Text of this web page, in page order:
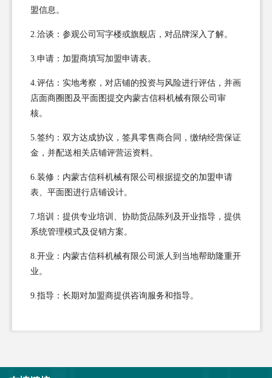
盟信息。
2.洽谈：参观公司写字楼或旗舰店，对品牌深入了解。
3.申请：加盟商填写加盟申请表。
4.评估：实地考察，对店铺的投资与风险进行评估，并画
店面商圈图及平面图提交内蒙古信科机械有限公司审
核。
5.签约：双方达成协议，签具零售商合同，缴纳经营保证
金，并配送相关店铺评营运资料。
6.装修：内蒙古信科机械有限公司根据提交的加盟申请
表、平面图进行店铺设计。
7.培训：提供专业培训、协助货品陈列及开业指导，提供
系统管理模式及促销方案。
8.开业：内蒙古信科机械有限公司派人到当地帮助隆重开
业。
9.指导：长期对加盟商提供咨询服务和指导。